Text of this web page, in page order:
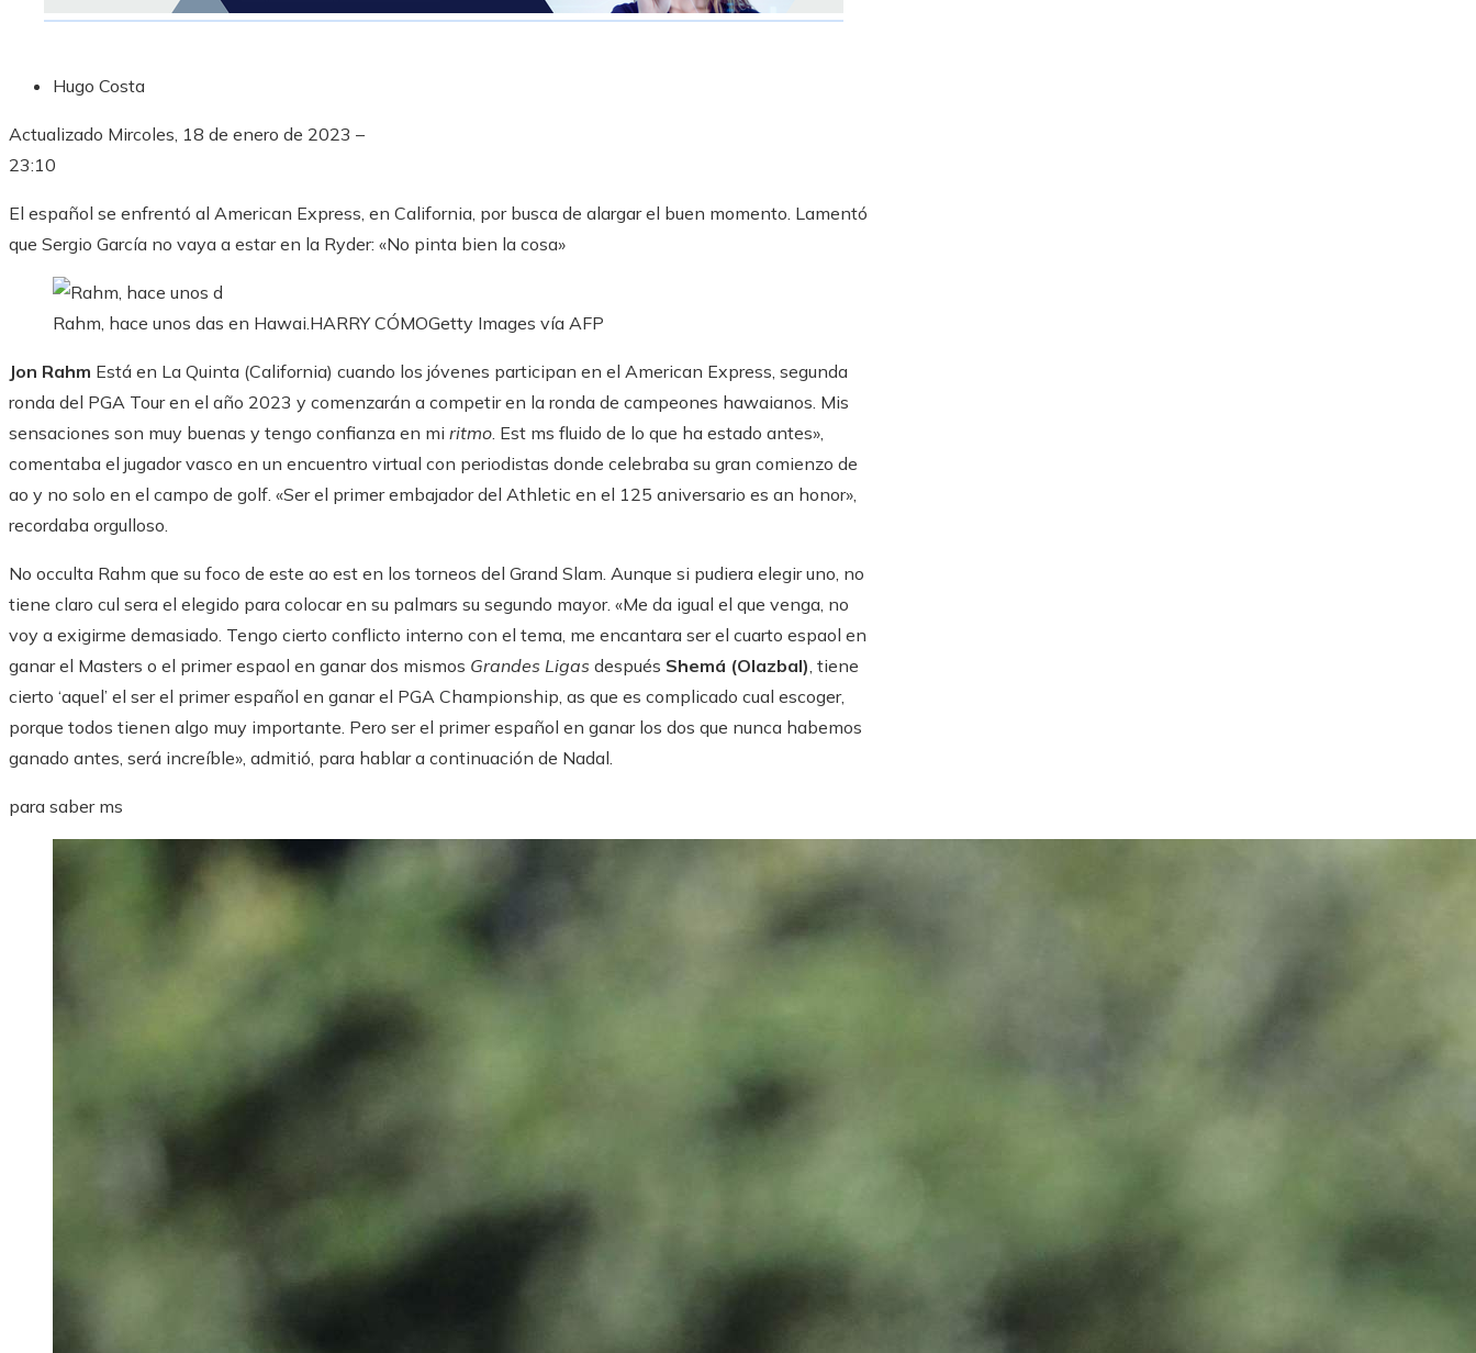
Hugo Costa
Actualizado Mircoles, 18 de enero de 2023 –
23:10
El español se enfrentó al American Express, en California, por busca de alargar el buen momento. Lamentó
que Sergio García no vaya a estar en la Ryder: «No pinta bien la cosa»
Rahm, hace unos das en Hawai.HARRY CÓMOGetty Images vía AFP
Jon Rahm Está en La Quinta (California) cuando los jóvenes participan en el American Express, segunda
ronda del PGA Tour en el año 2023 y comenzarán a competir en la ronda de campeones hawaianos. Mis
sensaciones son muy buenas y tengo confianza en mi ritmo. Est ms fluido de lo que ha estado antes»,
comentaba el jugador vasco en un encuentro virtual con periodistas donde celebraba su gran comienzo de
ao y no solo en el campo de golf. «Ser el primer embajador del Athletic en el 125 aniversario es an honor»,
recordaba orgulloso.
No occulta Rahm que su foco de este ao est en los torneos del Grand Slam. Aunque si pudiera elegir uno, no
tiene claro cul sera el elegido para colocar en su palmars su segundo mayor. «Me da igual el que venga, no
voy a exigirme demasiado. Tengo cierto conflicto interno con el tema, me encantara ser el cuarto espaol en
ganar el Masters o el primer espaol en ganar dos mismos Grandes Ligas después Shemá (Olazbal), tiene
cierto ‘aquel’ el ser el primer español en ganar el PGA Championship, as que es complicado cual escoger,
porque todos tienen algo muy importante. Pero ser el primer español en ganar los dos que nunca habemos
ganado antes, será increíble», admitió, para hablar a continuación de Nadal.
para saber ms